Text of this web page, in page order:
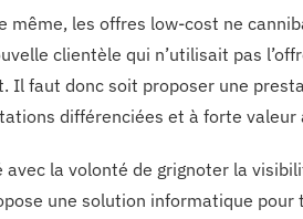
les offres low-cost ne
clientèle qui n’utilisait pas
faut donc soit proposer une
différenciées et à forte valeur
la volonté de grignoter la
une solution informatique